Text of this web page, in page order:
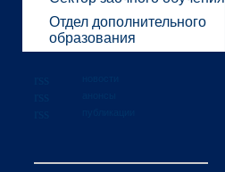
Отдел дополнительного
образования